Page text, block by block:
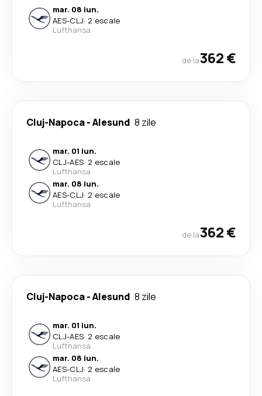
mar. 08 iun.
AES-CLJ· 2 escale
Lufthansa
de la362 €
Cluj-Napoca-Alesund 8 zile
mar. 01 iun.
CLJ-AES· 2 escale
Lufthansa
mar. 08 iun.
AES-CLJ· 2 escale
Lufthansa
de la362 €
Cluj-Napoca-Alesund 8 zile
mar. 01 iun.
CLJ-AES· 2 escale
Lufthansa
mar. 08 iun.
AES-CLJ· 2 escale
Lufthansa